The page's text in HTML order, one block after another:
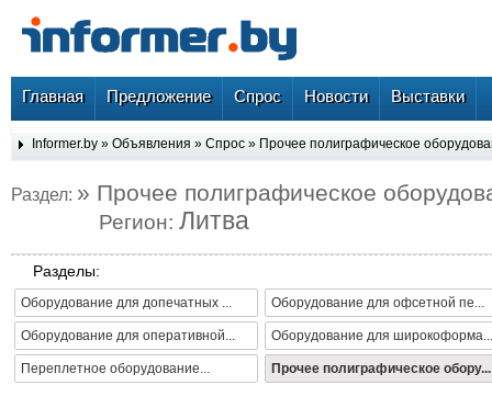
Главная Предложение Спрос Новости Выставки
Informer.by » Объявления » Спрос » Прочее полиграфическое
Раздел: » Прочее полиграфическое
Регион: Литва
Разделы:
Оборудование для допечатных ... Оборудование для офсетной пе...
Оборудование для оперативной... Оборудование для широкоформа...
Переплетное оборудование... Прочее полиграфическое обору...